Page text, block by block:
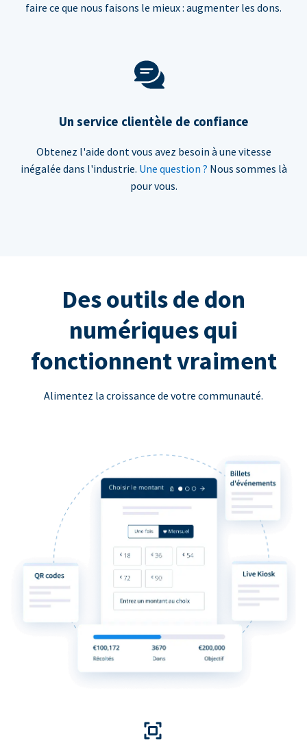
faire ce que nous faisons le mieux : augmenter les dons.
Un service clientèle de confiance
Obtenez l'aide dont vous avez besoin à une vitesse
inégalée dans l'industrie. Une question ? Nous sommes là
pour vous.
Des outils de don
numériques qui
fonctionnent vraiment
Alimentez la croissance de votre communauté.